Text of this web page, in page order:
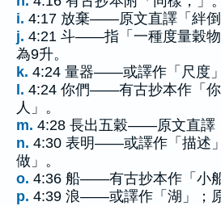
i. 4:17 放棄——原文直譯「絆倒
j. 4:21 斗——指「一種度量穀物
為9升。
k. 4:24 量器——或譯作「尺度」
l. 4:24 你們——有古抄本作「你
人」。
m. 4:28 長出五穀——原文直譯
n. 4:30 表明——或譯作「描述
做」。
o. 4:36 船——有古抄本作「小船
p. 4:39 浪——或譯作「湖」；